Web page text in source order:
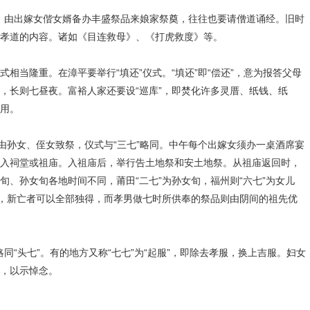
嫁女偕女婿备办丰盛祭品来娘家祭奠，往往也要请僧道诵经。旧时
道的内容。诸如《目连救母》、《打虎救度》等。
隆重。在漳平要举行“填还”仪式。“填还”即“偿还”，意为报答父母
长则七昼夜。富裕人家还要设“巡库”，即焚化许多灵厝、纸钱、纸
。
女、侄女致祭，仪式与“三七”略同。中午每个出嫁女须办一桌酒席宴
祠堂或祖庙。入祖庙后，举行告土地祭和安土地祭。从祖庙返回时，
、孙女旬各地时间不同，莆田“二七”为孙女旬，福州则“六七”为女儿
新亡者可以全部独得，而孝男做七时所供奉的祭品则由阴间的祖先优
头七”。有的地方又称“七七”为“起服”，即除去孝服，换上吉服。妇女
以示悼念。